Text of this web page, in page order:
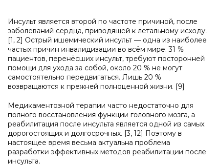
Инсульт является второй по частоте причиной, после
заболеваний сердца, приводящей к летальному исходу.
[1, 2] Острый ишемический инсульт — одна из наиболее
частых причин инвалидизации во всём мире. 31 %
пациентов, перенёсших инсульт, требуют посторонней
помощи для ухода за собой, около 20 % не могут
самостоятельно передвигаться. Лишь 20 %
возвращаются к прежней полноценной жизни. [9]
Медикаментозной терапии часто недостаточно для
полного восстановления функции головного мозга, а
реабилитация после инсульта является одной из самых
дорогостоящих и долгосрочных. [3, 12] Поэтому в
настоящее время весьма актуальна проблема
разработки эффективных методов реабилитации после
инсульта.